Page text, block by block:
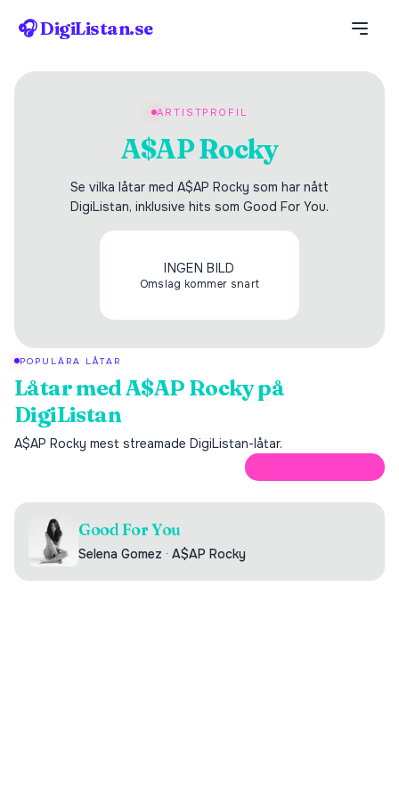
🎧 DigiListan.se
ARTISTPROFIL
A$AP Rocky
Se vilka låtar med A$AP Rocky som har nått
DigiListan, inklusive hits som Good For You.
INGEN BILD
Omslag kommer snart
POPULÄRA LÅTAR
Låtar medA$AP Rockypå
DigiListan
A$AP Rocky mest streamade DigiListan-låtar.
Good For You
Selena Gomez · A$AP Rocky